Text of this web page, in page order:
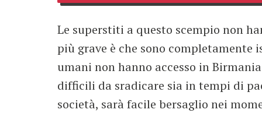
Le superstiti a questo scempio non
più grave è che sono
umani non hanno accesso in
difficili da sradicare sia in tempi di
società, sarà facile bersaglio nei